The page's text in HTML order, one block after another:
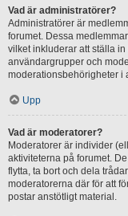
Vad är administratörer?
Administratörer är
forumet. Dessa
vilket inkluderar att ställa
användargrupper och
moderationsbehörigheter i
Upp
Vad är moderatorer?
Moderatorer är individer
aktiviteterna på forumet.
flytta, ta bort och dela
moderatorerna där för att
postar anstötligt material.